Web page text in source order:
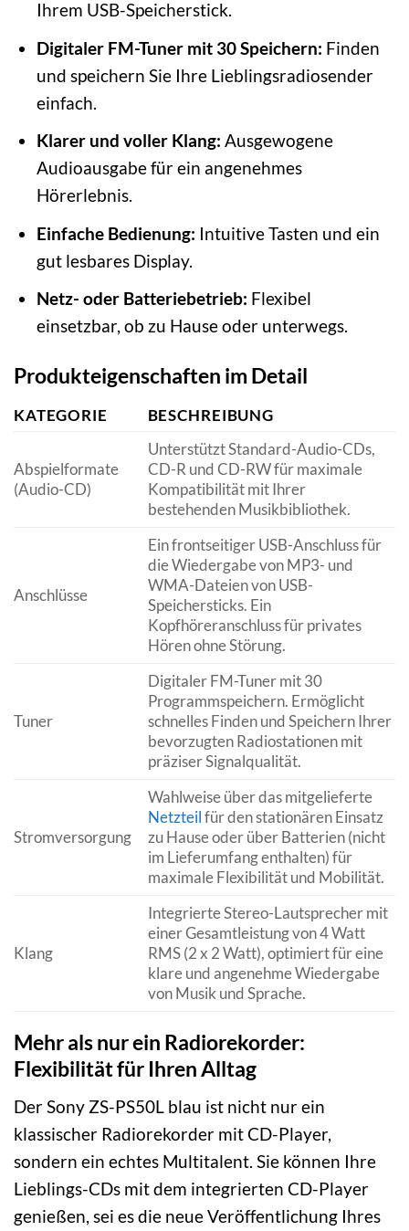
Ihrem USB-Speicherstick.
Digitaler FM-Tuner mit 30 Speichern: Finden
und speichern Sie Ihre Lieblingsradiosender
einfach.
Klarer und voller Klang: Ausgewogene
Audioausgabe für ein angenehmes
Hörerlebnis.
Einfache Bedienung: Intuitive Tasten und ein
gut lesbares Display.
Netz- oder Batteriebetrieb: Flexibel
einsetzbar, ob zu Hause oder unterwegs.
Produkteigenschaften im Detail
KATEGORIE BESCHREIBUNG
Abspielformate
(Audio-CD)
Unterstützt Standard-Audio-CDs,
CD-R und CD-RW für maximale
Kompatibilität mit Ihrer
bestehenden Musikbibliothek.
Anschlüsse
Ein frontseitiger USB-Anschluss für
die Wiedergabe von MP3- und
WMA-Dateien von USB-
Speichersticks. Ein
Kopfhöreranschluss für privates
Hören ohne Störung.
Tuner
Digitaler FM-Tuner mit 30
Programmspeichern. Ermöglicht
schnelles Finden und Speichern Ihrer
bevorzugten Radiostationen mit
präziser Signalqualität.
Stromversorgung
Wahlweise über das mitgelieferte
Netzteilfür den stationären Einsatz
zu Hause oder über Batterien (nicht
im Lieferumfang enthalten) für
maximale Flexibilität und Mobilität.
Klang
Integrierte Stereo-Lautsprecher mit
einer Gesamtleistung von 4 Watt
RMS (2 x 2 Watt), optimiert für eine
klare und angenehme Wiedergabe
von Musik und Sprache.
Mehr als nur ein Radiorekorder:
Flexibilität für Ihren Alltag
Der Sony ZS-PS50L blau ist nicht nur ein
klassischer Radiorekorder mit CD-Player,
sondern ein echtes Multitalent. Sie können Ihre
Lieblings-CDs mit dem integrierten CD-Player
genießen, sei es die neue Veröffentlichung Ihres